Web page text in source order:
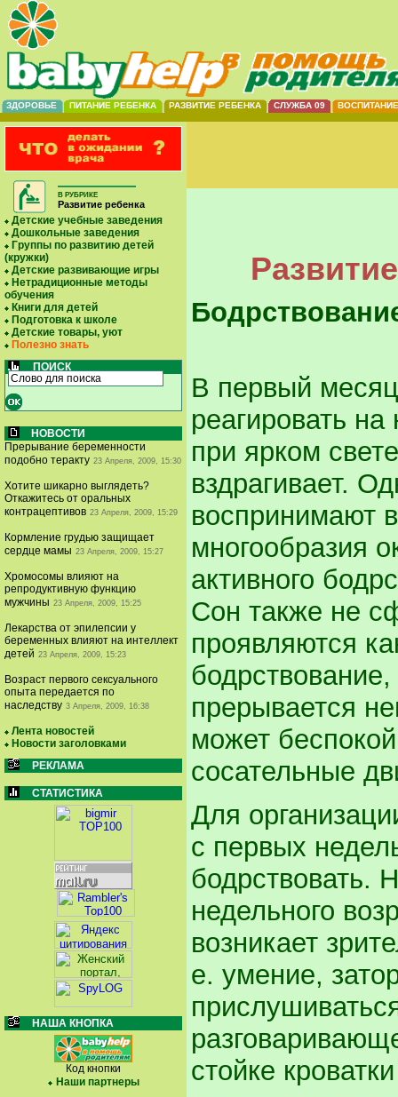
ЗДОРОВЬЕ ПИТАНИЕ РЕБЕНКА РАЗВИТИЕ РЕБЕНКА СЛУЖБА 09 ВОСПИТАНИЕ
В РУБРИКЕ
Развитие ребенка
Детские учебные заведения
Дошкольные заведения
Группы по развитию детей
(кружки)
Детские развивающие игры
Нетрадиционные методы
обучения
Книги для детей
Подготовка к школе
Детские товары, уют
Полезно знать
ПОИСК
НОВОСТИ
Прерывание беременности
подобно теракту 23 Апреля, 2009, 15:30
Хотите шикарно выглядеть?
Откажитесь от оральных
контрацептивов 23 Апреля, 2009, 15:29
Кормление грудью защищает
сердце мамы 23 Апреля, 2009, 15:27
Хромосомы влияют на
репродуктивную функцию
мужчины 23 Апреля, 2009, 15:25
Лекарства от эпилепсии у
беременных влияют на интеллект
детей 23 Апреля, 2009, 15:23
Возраст первого сексуального
опыта передается по
наследству 3 Апреля, 2009, 16:38
Лента новостей
Новости заголовками
РЕКЛАМА
СТАТИСТИКА
НАША КНОПКА
Код кнопки
Наши партнеры
В первый
реагировать
при ярком
вздрагивает.
воспринимают
многообразия
активного
Сон также не
проявляются
прерывается
может
сосательные
Для
с первых
бодрствовать.
недельного
возникает
е. умение,
стойке